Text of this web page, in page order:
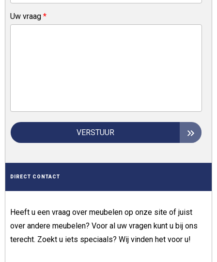
Uw vraag *
VERSTUUR
DIRECT CONTACT
Heeft u een vraag over meubelen op onze site of juist
over andere meubelen? Voor al uw vragen kunt u bij ons
terecht. Zoekt u iets speciaals? Wij vinden het voor u!